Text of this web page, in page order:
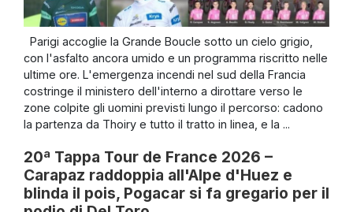
Parigi accoglie la Grande Boucle sotto un cielo grigio,
con l'asfalto ancora umido e un programma riscritto nelle
ultime ore. L'emergenza incendi nel sud della Francia
costringe il ministero dell'interno a dirottare verso le
zone colpite gli uomini previsti lungo il percorso: cadono
la partenza da Thoiry e tutto il tratto in linea, e la ...
20ª Tappa Tour de France 2026 –
Carapaz raddoppia all'Alpe d'Huez e
blinda il pois, Pogacar si fa gregario per il